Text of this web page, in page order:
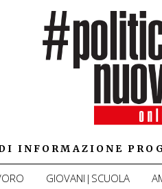
INFORMAZIONE
GIOVANI|SCUOLA